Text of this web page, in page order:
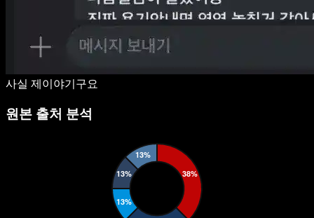
사실 제이야기구요
원본 출처 분석